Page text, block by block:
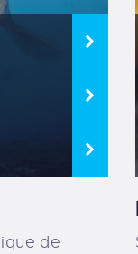
de